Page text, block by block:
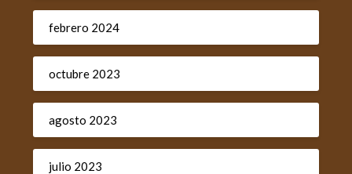
febrero 2024
octubre 2023
agosto 2023
julio 2023